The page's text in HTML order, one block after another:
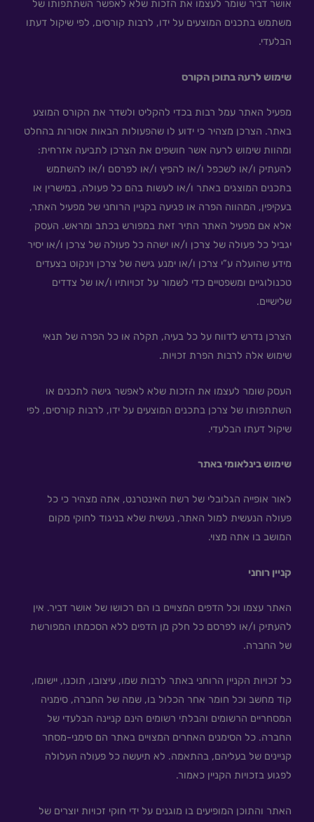
אושר דביר שומר לעצמו את הזכות שלא לאפשר השתתפותו של
משתמש בתכנים המוצעים על ידו, לרבות קורסים, לפי שיקול דעתו
הבלעדי.
שימוש לרעה בתוכן הקורס
מפעיל האתר עמל רבות בכדי להקליט ולשדר את הקורס המוצע
באתר. הצרכן מצהיר כי ידוע לו שהפעולות הבאות אסורות בהחלט
ומהוות שימוש לרעה אשר חושפים את הצרכן לתביעה אזרחית:
להעתיק ו/או לשכפל ו/או להפיץ ו/או לפרסם ו/או להשתמש
בתכנים המוצגים באתר ו/או לעשות בהם כל פעולה, במישרין או
בעקיפין, המהווה הפרה או פגיעה בקניין הרוחני של מפעיל האתר,
אלא אם מפעיל האתר התיר זאת במפורש בכתב ומראש. העסק
יגביל כל פעולה של צרכן ו/או ישהה כל פעולה של צרכן ו/או יסיר
מידע שהועלה ע”י צרכן ו/או ימנע גישה של צרכן וינקוט בצעדים
טכנולוגיים ומשפטיים כדי לשמור על זכויותיו ו/או של צדדים
שלישיים.
הצרכן נדרש לדווח על כל בעיה, תקלה או כל הפרה של תנאי
שימוש אלה לרבות הפרת זכויות.
העסק שומר לעצמו את הזכות שלא לאפשר גישה לתכנים או
השתתפותו של צרכן בתכנים המוצעים על ידו, לרבות קורסים, לפי
שיקול דעתו הבלעדי.
שימוש בינלאומי באתר
לאור אופייה הגלובלי של רשת האינטרנט, אתה מצהיר כי כל
פעולה הנעשית למול האתר, נעשית שלא בניגוד לחוקי מקום
המושב בו אתה מצוי.
קניין רוחני
האתר עצמו וכל הדפים המצויים בו הם רכושו של אושר דביר. אין
להעתיק ו/או לפרסם כל חלק מן הדפים ללא הסכמתו המפורשת
של החברה.
כל זכויות הקניין הרוחני באתר לרבות שמו, עיצובו, תוכנו, יישומו,
קוד מחשב וכל חומר אחר הכלול בו, שמה של החברה, סימניה
המסחריים הרשומים והבלתי רשומים הינם קניינה הבלעדי של
החברה. כל הסימנים האחרים המצויים באתר הם סימני-מסחר
קניינים של בעליהם, בהתאמה. לא תיעשה כל פעולה העלולה
לפגוע בזכויות הקניין כאמור.
האתר והתוכן המופיעים בו מוגנים על ידי חוקי זכויות יוצרים של